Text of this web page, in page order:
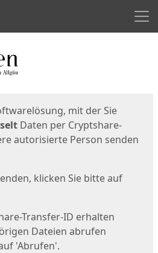
mit der Sie
Daten per Cryptshare-
autorisierte Person senden
klicken Sie bitte auf
Transfer-ID erhalten
Dateien abrufen
'Abrufen'.